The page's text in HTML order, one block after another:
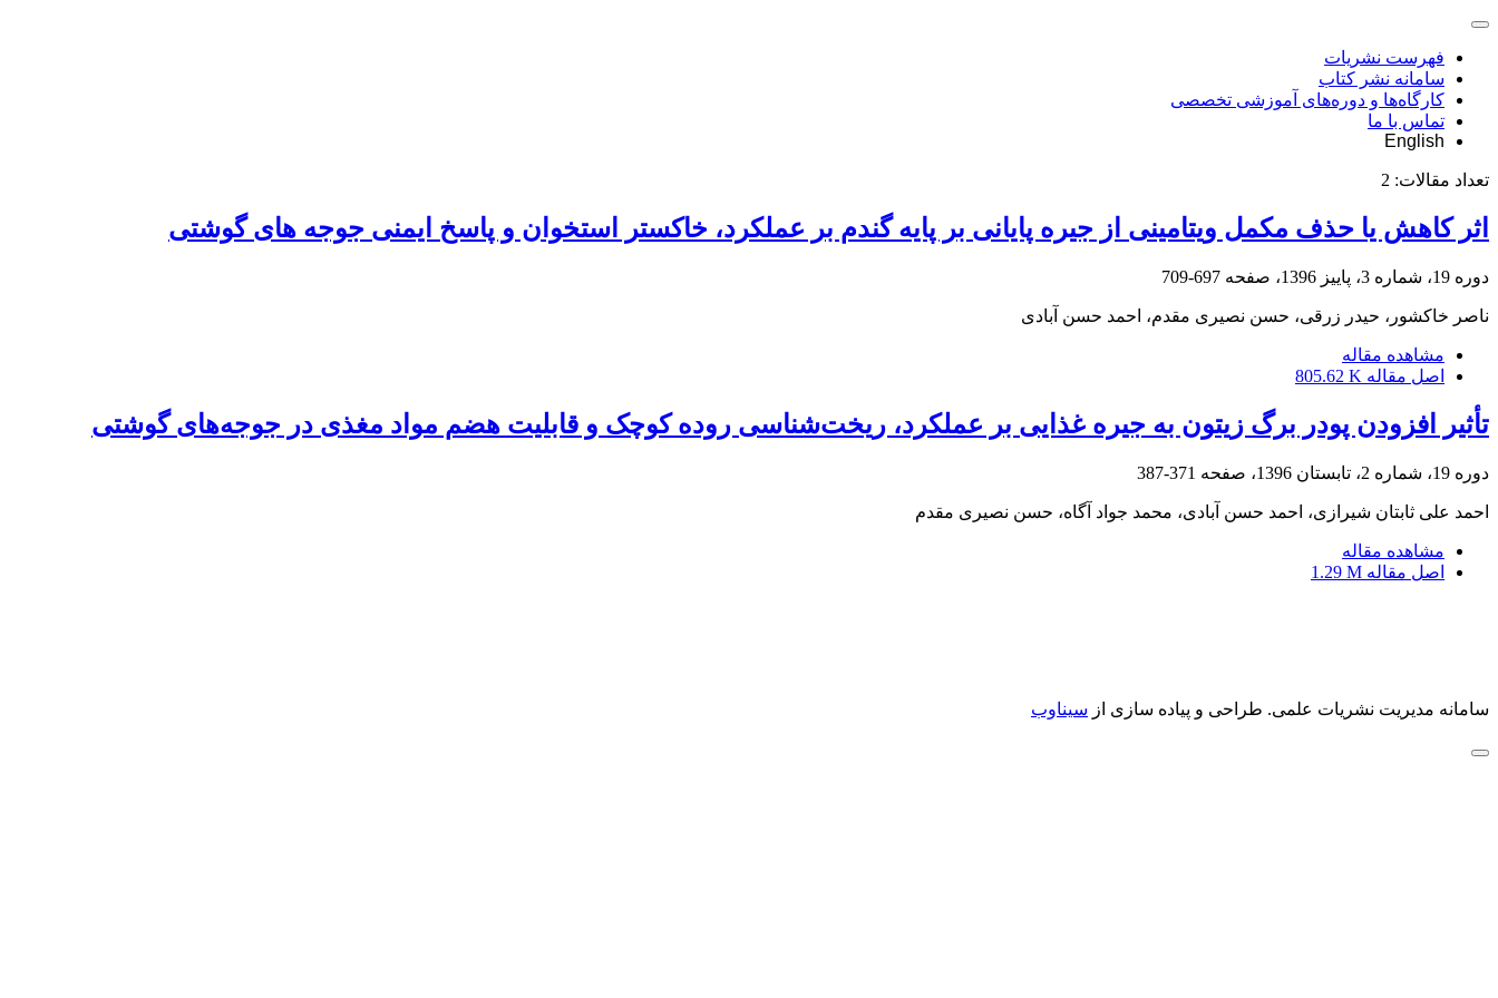
فهرست نشریات
سامانه نشر کتاب
کارگاه‌ها و دوره‌های آموزشی تخصصی
تماس با ما
English
تعداد مقالات: 2
اثر کاهش یا حذف مکمل ویتامینی از جیره پایانی بر پایه گندم بر عملکرد، خاکستر استخوان و پاسخ ایمنی جوجه های گوشتی
دوره 19، شماره 3، پاییز 1396، صفحه 697-709
ناصر خاکشور، حیدر زرقی، حسن نصیری مقدم، احمد حسن آبادی
مشاهده مقاله
اصل مقاله 805.62 K
تأثیر افزودن پودر برگ زیتون به جیره غذایی بر عملکرد، ریخت‌شناسی روده کوچک و قابلیت هضم مواد مغذی در جوجه‌های‌ گوشتی
دوره 19، شماره 2، تابستان 1396، صفحه 371-387
احمد علی ثابتان شیرازی، احمد حسن آبادی، محمد جواد آگاه، حسن نصیری مقدم
مشاهده مقاله
اصل مقاله 1.29 M
سامانه مدیریت نشریات علمی. طراحی و پیاده سازی از سیناوب